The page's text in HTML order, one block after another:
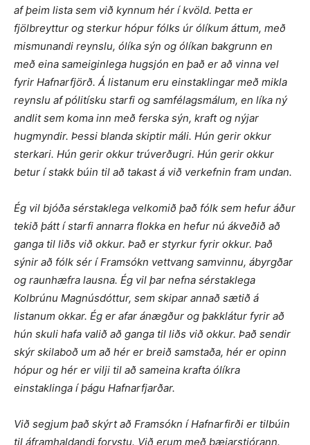
af þeim lista sem við kynnum hér í kvöld. Þetta er
fjölbreyttur og sterkur hópur fólks úr ólíkum áttum, með
mismunandi reynslu, ólíka sýn og ólíkan bakgrunn en
með eina sameiginlega hugsjón en það er að vinna vel
fyrir Hafnarfjörð. Á listanum eru einstaklingar með mikla
reynslu af pólitísku starfi og samfélagsmálum, en líka ný
andlit sem koma inn með ferska sýn, kraft og nýjar
hugmyndir. Þessi blanda skiptir máli. Hún gerir okkur
sterkari. Hún gerir okkur trúverðugri. Hún gerir okkur
betur í stakk búin til að takast á við verkefnin fram undan.
Ég vil bjóða sérstaklega velkomið það fólk sem hefur áður
tekið þátt í starfi annarra flokka en hefur nú ákveðið að
ganga til liðs við okkur. Það er styrkur fyrir okkur. Það
sýnir að fólk sér í Framsókn vettvang samvinnu, ábyrgðar
og raunhæfra lausna. Ég vil þar nefna sérstaklega
Kolbrúnu Magnúsdóttur, sem skipar annað sætið á
listanum okkar. Ég er afar ánægður og þakklátur fyrir að
hún skuli hafa valið að ganga til liðs við okkur. Það sendir
skýr skilaboð um að hér er breið samstaða, hér er opinn
hópur og hér er vilji til að sameina krafta ólíkra
einstaklinga í þágu Hafnarfjarðar.
Við segjum það skýrt að Framsókn í Hafnarfirði er tilbúin
til áframhaldandi forystu. Við erum með bæjarstjórann.